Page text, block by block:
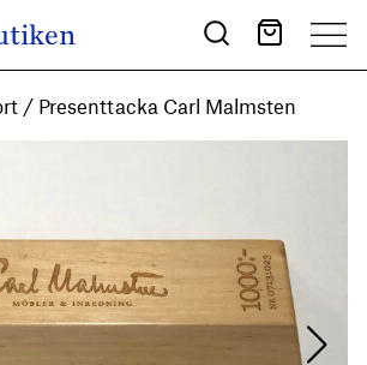
/ Presenttacka Carl Malmsten